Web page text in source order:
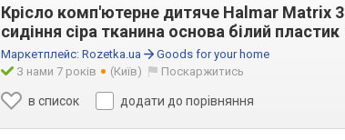
Крісло комп'ютерне дитяче Halmar Matrix 3
сидіння сіра тканина основа білий пластик
Маркетплейс: Rozetka.ua
Goods for your home
З нами 7 років
(Київ) Поскаржитись
в список додати до порівняння